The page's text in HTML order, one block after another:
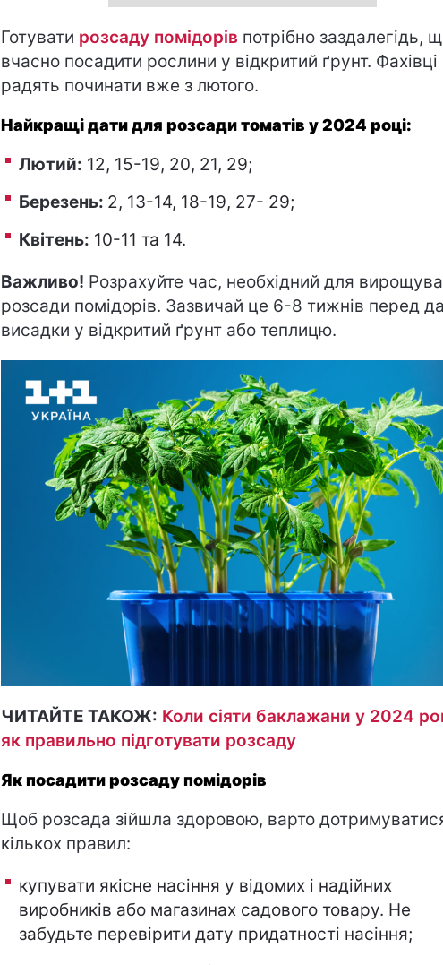
Готувати розсаду помідорів потрібно заздалегідь,
вчасно посадити рослини у відкритий ґрунт. Фахівці
радять починати вже з лютого.
Найкращі дати для розсади томатів у 2024 році:
Лютий: 12, 15-19, 20, 21, 29;
Березень: 2, 13-14, 18-19, 27- 29;
Квітень: 10-11 та 14.
Важливо! Розрахуйте час, необхідний для
розсади помідорів. Зазвичай це 6-8 тижнів перед
висадки у відкритий ґрунт або теплицю.
ЧИТАЙТЕ ТАКОЖ: Коли сіяти баклажани у 2024
як правильно підготувати розсаду
Як посадити розсаду помідорів
Щоб розсада зійшла здоровою, варто
кількох правил:
купувати якісне насіння у відомих і надійних
виробників або магазинах садового товару. Не
забудьте перевірити дату придатності насіння;